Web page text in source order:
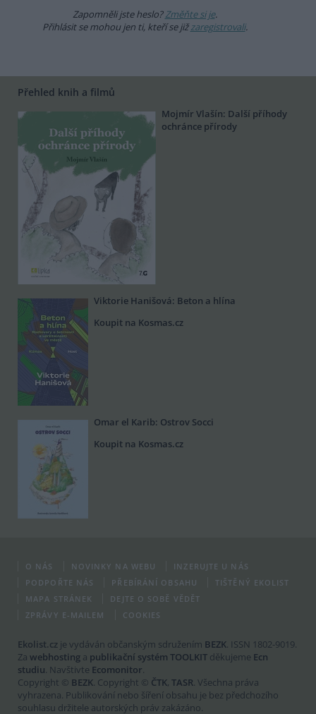
Zapomněli jste heslo?Změňte si je.
Přihlásit se mohou jen ti, kteří se jižzaregistrovali.
Přehled knih a filmů
Mojmír Vlašín: Další příhody
ochránce přírody
Viktorie Hanišová: Beton a hlína
Koupit na Kosmas.cz
Omar el Karib: Ostrov Socci
Koupit na Kosmas.cz
O NÁS NOVINKY NA WEBU
INZERUJTE U NÁS
PODPOŘTE NÁS
PŘEBÍRÁNÍ OBSAHU
TIŠTĚNÝ EKOLIST
MAPA STRÁNEK
DEJTE O SOBĚ VĚDĚT
ZPRÁVY E-MAILEM
COOKIES
Ekolist.cz je vydáván občanským sdružením BEZK. ISSN 1802-9019.
Za webhosting a publikační systém TOOLKIT děkujeme Ecn
studiu. Navštivte Ecomonitor.
Copyright © BEZK. Copyright © ČTK, TASR. Všechna práva
vyhrazena. Publikování nebo šíření obsahu je bez předchozího
souhlasu držitele autorských práv zakázáno.